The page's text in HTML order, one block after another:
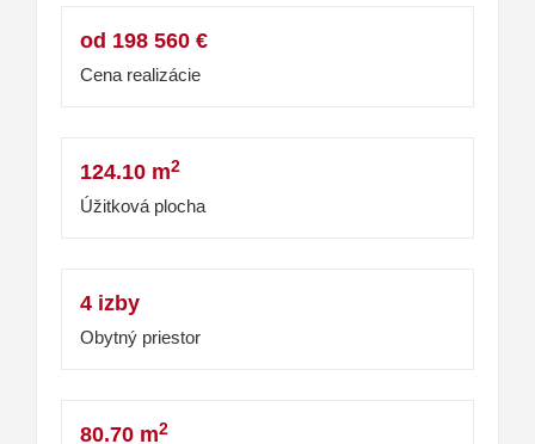
od 198 560 €
Cena realizácie
124.10 m2
Úžitková plocha
4 izby
Obytný priestor
80.70 m2